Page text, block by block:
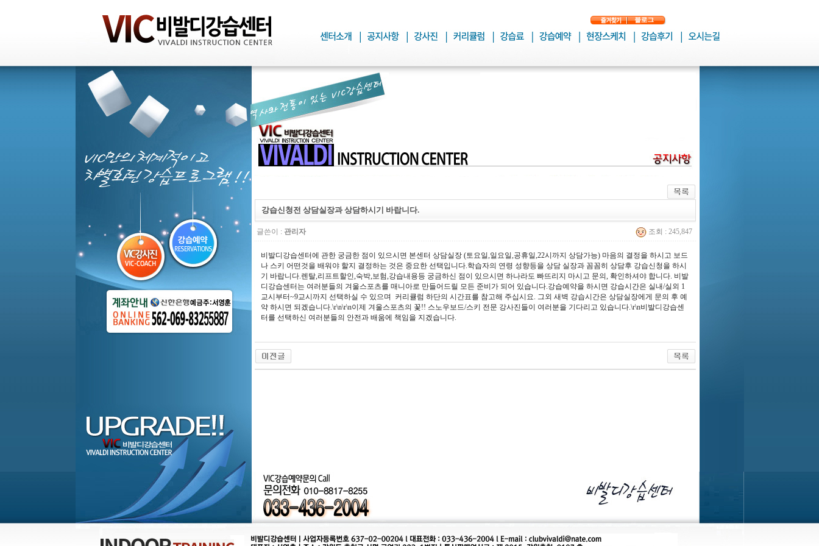
강습신청전 상담실장과 상담하시기 바랍니다.
글쓴이 : 관리자 조회 : 245,847
비발디강습센터에 관한 궁금한 점이 있으시면 본센터 상담실장 (토요일,일요일,공휴일,22시까지 상담가능) 마음의 결정을 하시고 보드
나 스키 어떤것을 배워야 할지 결정하는 것은 중요한 선택입니다.학습자의 연령 성향등을 상담 실장과 꼼꼼히 상담후 강습신청을 하시
기 바랍니다.렌탈,리프트할인,숙박,보험,강습내용등 궁금하신 점이 있으시면 하나라도 빠뜨리지 마시고 문의, 확인하셔야 합니다. 비발
디강습센터는 여러분들의 겨울스포츠를 매니아로 만들어드릴 모든 준비가 되어 있습니다.강습예약을 하시면 강습시간은 실내/실외 1
교시부터~9교시까지 선택하실 수 있으며 커리큘럼 하단의 시간표를 참고해 주십시요. 그외 새벽 강습시간은 상담실장에게 문의 후 예
약 하시면 되겠습니다.\r\n\r\n이제 겨울스포츠의 꽃!! 스노우보드/스키 전문 강사진들이 여러분을 기다리고 있습니다.\r\n비발디강습센
터를 선택하신 여러분들의 안전과 배움에 책임을 지겠습니다.